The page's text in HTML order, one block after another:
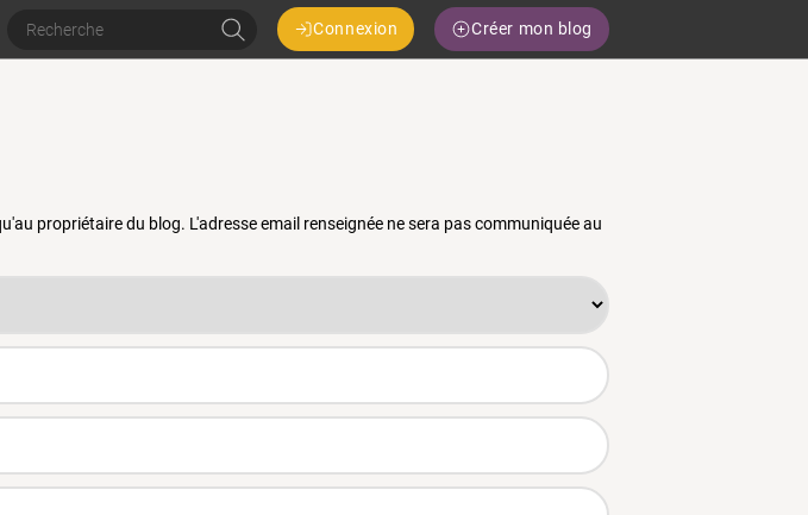
Connexion Créer mon blog
propriétaire du blog. L'adresse email renseignée ne sera pas communiquée au